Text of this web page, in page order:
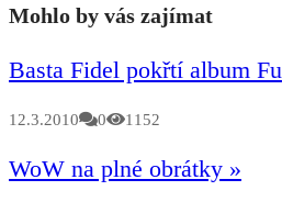
Mohlo by vás zajímat
Basta Fidel pokřtí album Fu
12.3.2010 0 1152
WoW na plné obrátky »